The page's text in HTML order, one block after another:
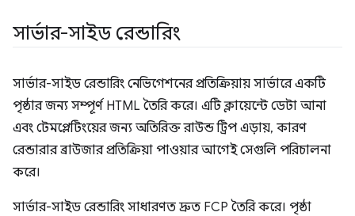
সার্ভার-সাইড রেন্ডারিং
সার্ভার-সাইড রেন্ডারিং নেভিগেশনের প্রতিক্রিয়ায় সার্ভারে একটি
পৃষ্ঠার জন্য সম্পূর্ণ HTML তৈরি করে। এটি ক্লায়েন্টে ডেটা আনা
এবং টেমপ্লেটিংয়ের জন্য অতিরিক্ত রাউন্ড ট্রিপ এড়ায়, কারণ
রেন্ডারার ব্রাউজার প্রতিক্রিয়া পাওয়ার আগেই সেগুলি পরিচালনা
করে।
সার্ভার-সাইড রেন্ডারিং সাধারণত দ্রুত FCP তৈরি করে। পৃষ্ঠা